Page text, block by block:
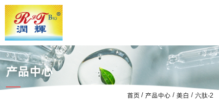
产品中心
首页 / 产品中心 / 美白 / 六肽-2